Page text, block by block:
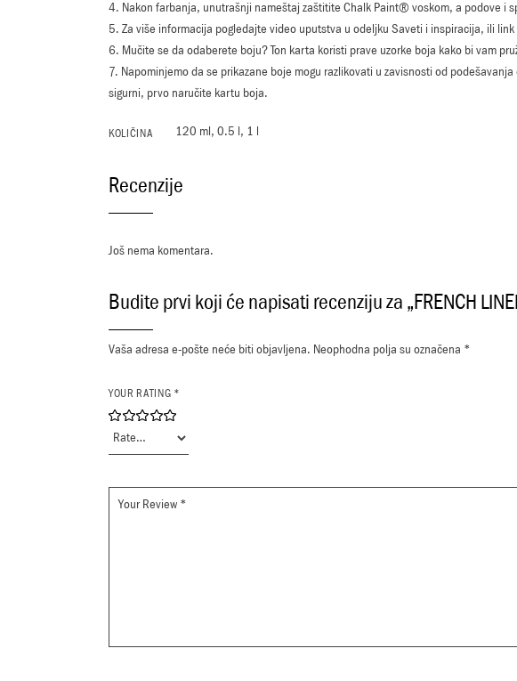
4. Nakon farbanja, unutrašnji nameštaj zaštitite Chalk Paint® voskom, a podove i
5. Za više informacija pogledajte video uputstva u odeljku Saveti i inspiracija, ili
6. Mučite se da odaberete boju? Ton karta koristi prave uzorke boja kako bi vam
7. Napominjemo da se prikazane boje mogu razlikovati u zavisnosti od
sigurni, prvo naručite kartu boja.
KOLIČINA 120 ml, 0.5 l, 1 l
Recenzije
Još nema komentara.
Budite prvi koji će napisati recenziju za „FRENCH
Vaša adresa e-pošte neće biti objavljena. Neophodna polja su označena *
YOUR RATING *